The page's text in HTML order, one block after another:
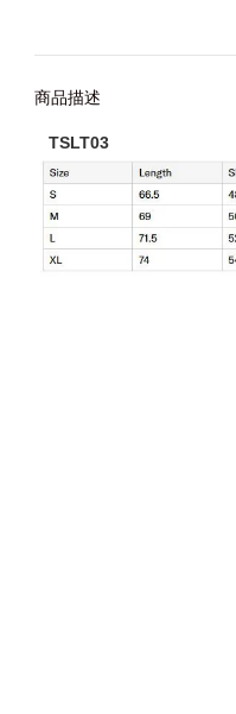
商品描述
TSLT03